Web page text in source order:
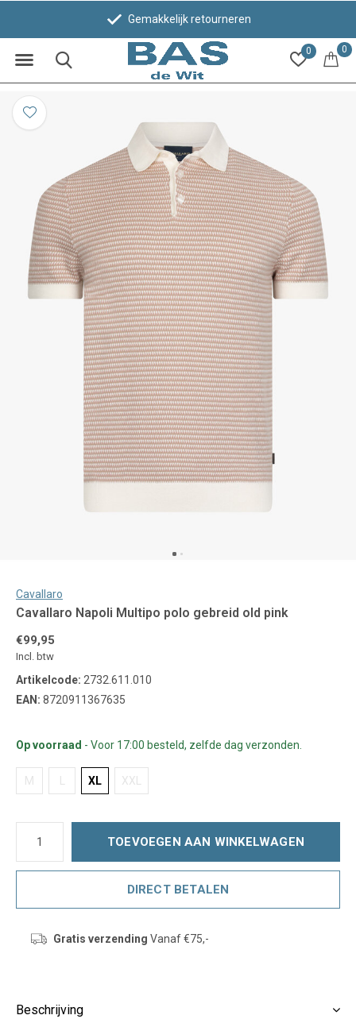
0 0
Gemakkelijk retourneren
Cavallaro
Cavallaro Napoli Multipo polo gebreid old pink
€99,95
Incl. btw
Artikelcode: 2732.611.010
EAN: 8720911367635
Op voorraad - Voor 17:00 besteld, zelfde dag verzonden.
M XL XXL
TOEVOEGEN AAN WINKELWAGEN
DIRECT BETALEN
Gratis verzending Vanaf €75,-
Beschrijving